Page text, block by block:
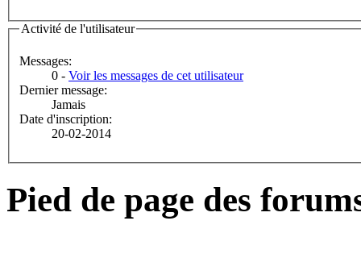
Activité de l'utilisateur
Messages:
0 - Voir les messages de cet utilisateur
Dernier message:
Jamais
Date d'inscription:
20-02-2014
Pied de page des